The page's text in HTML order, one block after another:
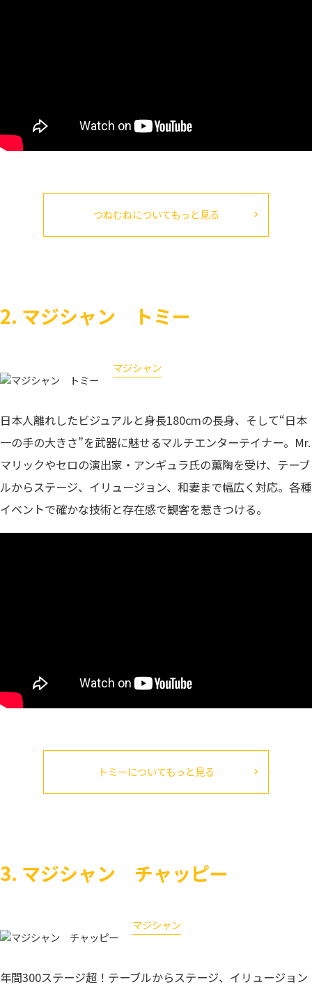
つねむねについてもっと見る
2. マジシャン トミー
マジシャン
日本人離れしたビジュアルと身長180cmの長身、そして“日本
一の手の大きさ”を武器に魅せるマルチエンターテイナー。Mr.
マリックやセロの演出家・アンギュラ氏の薫陶を受け、テーブ
ルからステージ、イリュージョン、和妻まで幅広く対応。各種
イベントで確かな技術と存在感で観客を惹きつける。
トミーについてもっと見る
3. マジシャン チャッピー
マジシャン
年間300ステージ超！テーブルからステージ、イリュージョン